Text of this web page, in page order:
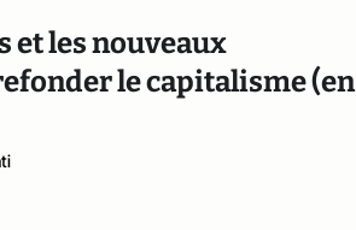
et les nouveaux
le capitalisme (en